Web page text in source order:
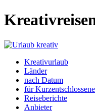
Kreativurlaub
Länder
nach Datum
für Kurzentschlossene
Reiseberichte
Anbieter